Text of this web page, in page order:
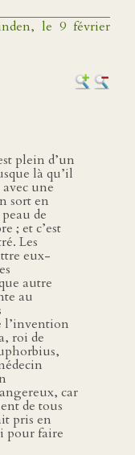
le 9 février
plein d’un
là qu’il
une
sort en
de
; et c’est
Les
eux-
autre
au
roi de
car
de tous
pris en
pour faire